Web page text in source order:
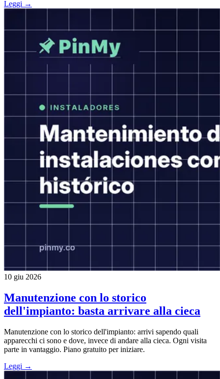
Leggi →
10 giu 2026
Manutenzione con lo storico
dell'impianto: basta arrivare alla cieca
Manutenzione con lo storico dell'impianto: arrivi sapendo quali
apparecchi ci sono e dove, invece di andare alla cieca. Ogni visita
parte in vantaggio. Piano gratuito per iniziare.
Leggi →